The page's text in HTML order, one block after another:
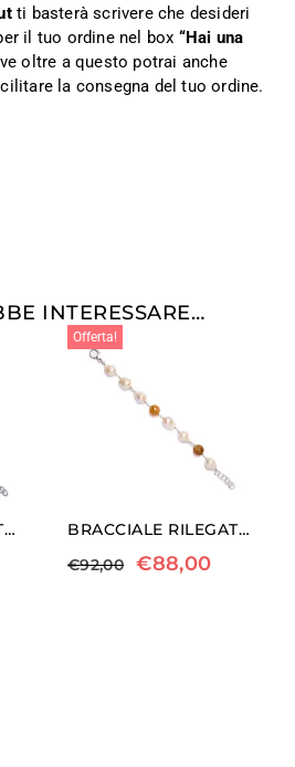
ti basterà scrivere che desideri
il tuo ordine nel box “Hai una
oltre a questo potrai anche
la consegna del tuo ordine.
INTERESSARE…
BRACCIALE RILEGATO IN PASTA DI TURCHESE ED ACQUAMARINA
Offerta!
BRACCIALE RILEGATO IN PERLE E QUARZO EMATOIDE GIALLO
€92,00 €88,00